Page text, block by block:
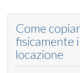
Come
fisicamente
locazione